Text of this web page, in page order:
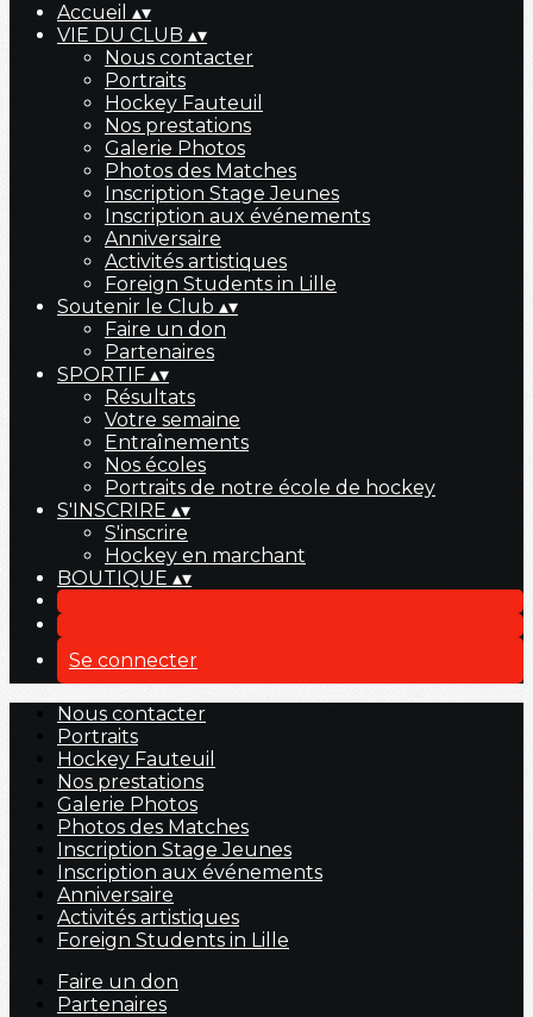
Accueil ▴▾
VIE DU CLUB ▴▾
Nous contacter
Portraits
Hockey Fauteuil
Nos prestations
Galerie Photos
Photos des Matches
Inscription Stage Jeunes
Inscription aux événements
Anniversaire
Activités artistiques
Foreign Students in Lille
Soutenir le Club ▴▾
Faire un don
Partenaires
SPORTIF ▴▾
Résultats
Votre semaine
Entraînements
Nos écoles
Portraits de notre école de hockey
S'INSCRIRE ▴▾
S'inscrire
Hockey en marchant
BOUTIQUE ▴▾
Se connecter
Nous contacter
Portraits
Hockey Fauteuil
Nos prestations
Galerie Photos
Photos des Matches
Inscription Stage Jeunes
Inscription aux événements
Anniversaire
Activités artistiques
Foreign Students in Lille
Faire un don
Partenaires